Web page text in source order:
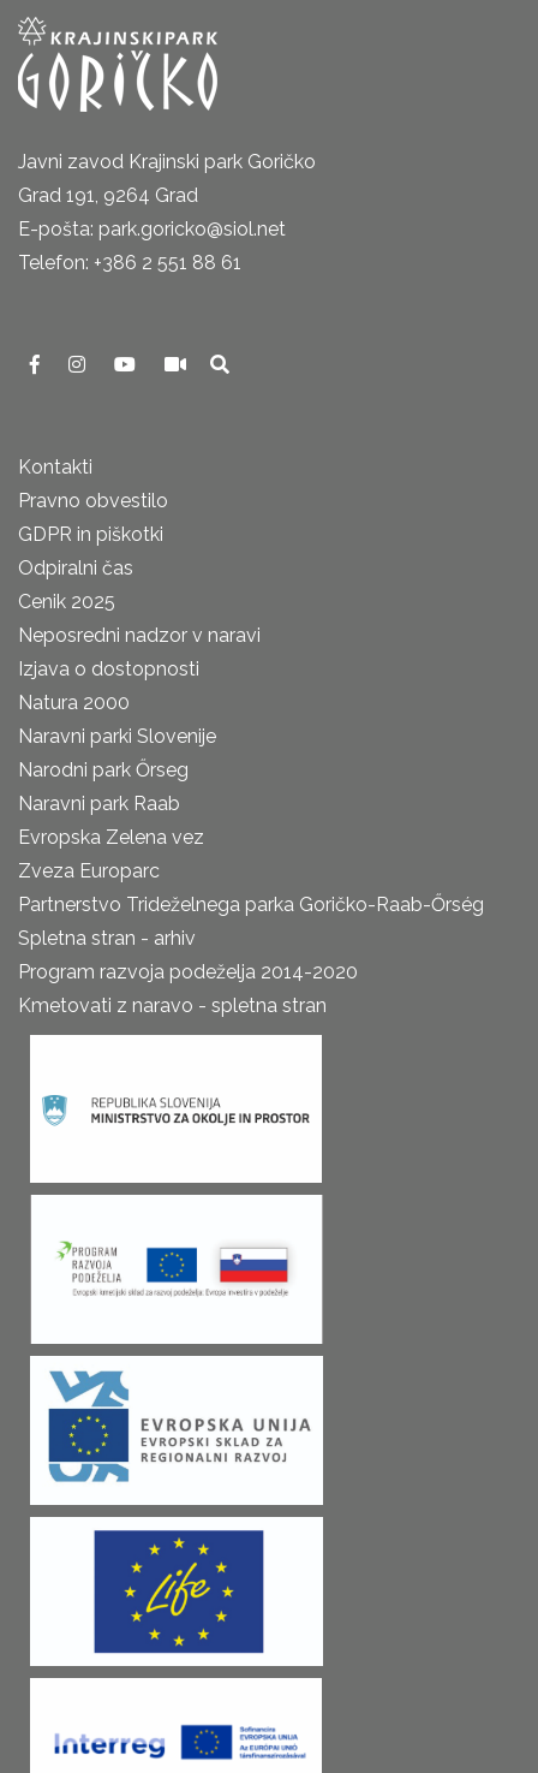
Javni zavod Krajinski park Goričko
Grad 191, 9264 Grad
E-pošta: park.goricko@siol.net
Telefon: +386 2 551 88 61
Kontakti
Pravno obvestilo
GDPR in piškotki
Odpiralni čas
Cenik 2025
Neposredni nadzor v naravi
Izjava o dostopnosti
Natura 2000
Naravni parki Slovenije
Narodni park Őrseg
Naravni park Raab
Evropska Zelena vez
Zveza Europarc
Partnerstvo Trideželnega parka Goričko-Raab-Őrség
Spletna stran - arhiv
Program razvoja podeželja 2014-2020
Kmetovati z naravo - spletna stran